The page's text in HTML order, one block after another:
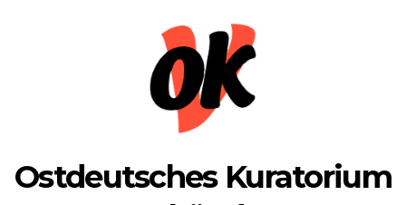
Ostdeutsches Kuratorium